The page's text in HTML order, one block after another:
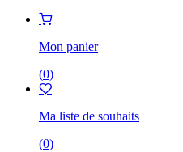
Mon panier
(0)
Ma liste de souhaits
(0)